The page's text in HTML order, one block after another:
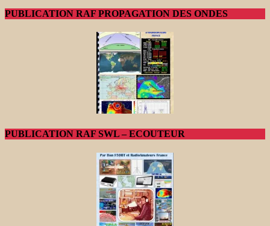
PUBLICATION RAF PROPAGATION DES ONDES
PUBLICATION RAF SWL – ECOUTEUR